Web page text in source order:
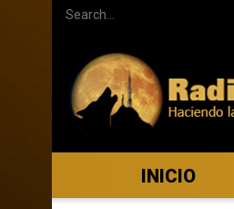
INICIO